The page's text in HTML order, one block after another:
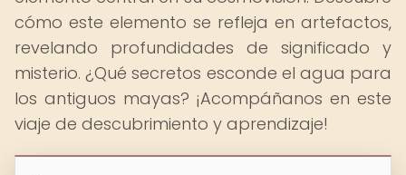
cómo este elemento se refleja en artefactos,
revelando profundidades de significado y
misterio. ¿Qué secretos esconde el agua para
los antiguos mayas? ¡Acompáñanos en este
viaje de descubrimiento y aprendizaje!